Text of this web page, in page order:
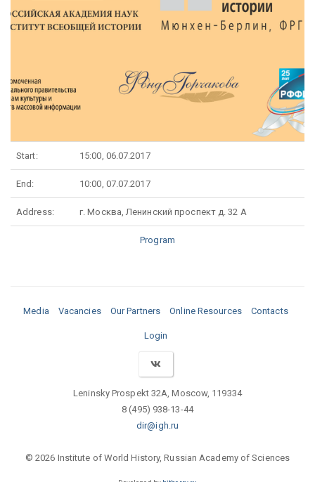
Start: 15:00, 06.07.2017
End: 10:00, 07.07.2017
Address: г. Москва, Ленинский проспект д. 32 А
Program
Media Vacancies Our Partners Online Resources Contacts
Login
Leninsky Prospekt 32A, Moscow, 119334
8 (495) 938-13-44
dir@igh.ru
© 2026 Institute of World History, Russian Academy of Sciences